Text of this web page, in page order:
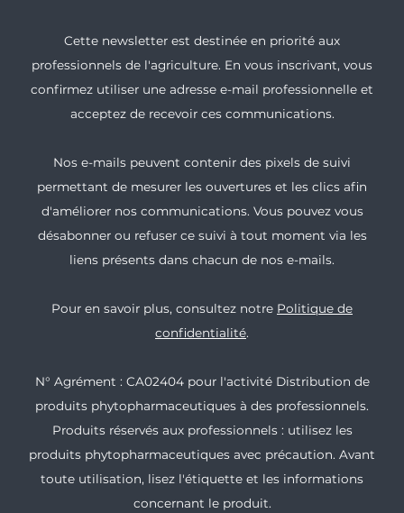
Cette newsletter est destinée en priorité aux
professionnels de l'agriculture. En vous inscrivant, vous
confirmez utiliser une adresse e-mail professionnelle et
acceptez de recevoir ces communications.
Nos e-mails peuvent contenir des pixels de suivi
permettant de mesurer les ouvertures et les clics afin
d'améliorer nos communications. Vous pouvez vous
désabonner ou refuser ce suivi à tout moment via les
liens présents dans chacun de nos e-mails.
Pour en savoir plus, consultez notre Politique de
confidentialité.
N° Agrément : CA02404 pour l'activité Distribution de
produits phytopharmaceutiques à des professionnels.
Produits réservés aux professionnels : utilisez les
produits phytopharmaceutiques avec précaution. Avant
toute utilisation, lisez l'étiquette et les informations
concernant le produit.